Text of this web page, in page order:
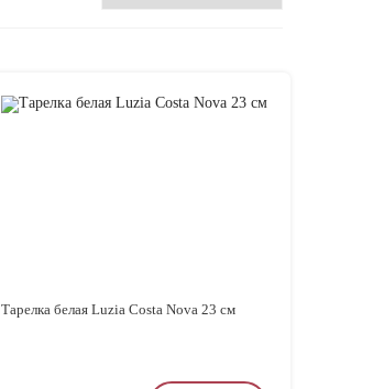
Тарелка белая Luzia Costa Nova 23 см